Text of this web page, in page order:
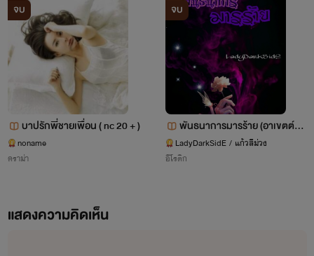
และได้หยุดเขียนไปยาวนานจนแต่
ก็เป็นคนจินตนาการฟุ้งซ่านมาตลอด
กระทั่งม.5 นึกพล็อตเรื่องของ พี่
วิณณ์(บ่วงรักพันธนการใจ)ขึ้นมา
ได้จึงตัดสินใจวางพล็อตและเปิด
เรื่องนี้ไว้และพิมพ์เก็บไว้บางส่วนแต่
สุดท้ายก็ไม่ได้เขียนต่อจนจบ
จบ
บาปรักพี่ชายเพื่อน ( nc 20 + )
noname
ดราม่า
จบ
พันธนาการมารร้าย​ (อาเขตต์+ห
นูปิ่น)​ nc18+
LadyDarkSidE / แก้วสีม่วง
อีโรติก
แสดงความคิดเห็น